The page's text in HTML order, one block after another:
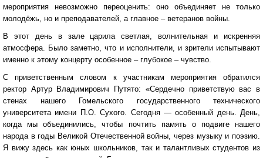
мероприятия невозможно переоценить: оно объединяет не только
молодёжь, но и преподавателей, а главное – ветеранов войны.
В этот день в зале царила светлая, волнительная и искренняя
атмосфера. Было заметно, что и исполнители, и зрители испытывают
именно к этому концерту особенное – глубокое – чувство.
С приветственным словом к участникам мероприятия обратился
ректор Артур Владимирович Путято: «Сердечно приветствую вас в
стенах нашего Гомельского государственного технического
университета имени П.О. Сухого. Сегодня — особенный день. День,
когда мы объединились, чтобы почтить память о подвиге нашего
народа в годы Великой Отечественной войны, через музыку и поэзию.
Я вижу здесь как юных школьников, так и талантливых студентов из